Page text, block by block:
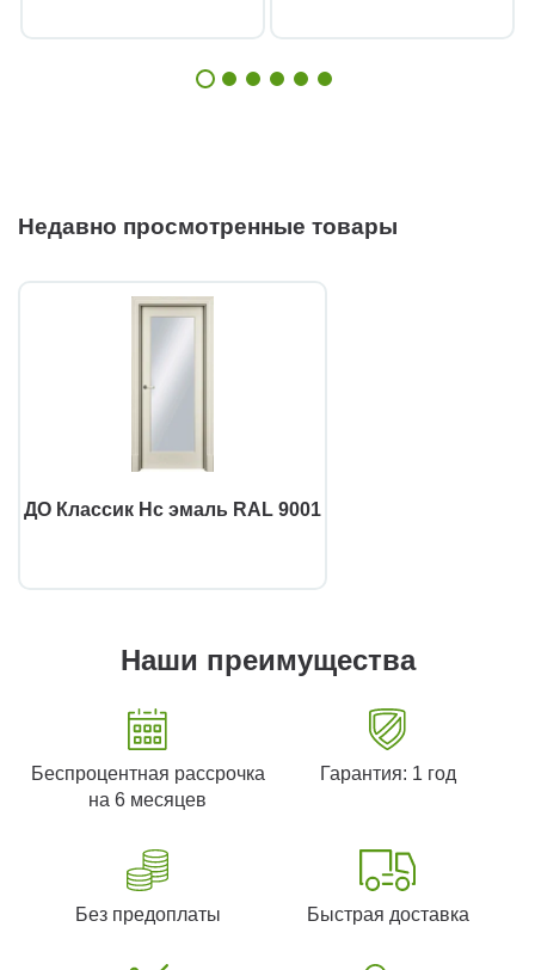
Недавно просмотренные товары
ДО Классик Нс эмаль RAL 9001
Наши преимущества
Беспроцентная рассрочка
на 6 месяцев
Гарантия: 1 год
Без предоплаты Быстрая доставка